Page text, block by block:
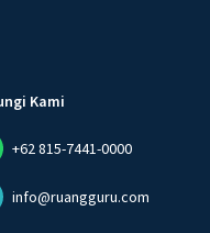
Kami
+62 815-7441-0000
info@ruangguru.com